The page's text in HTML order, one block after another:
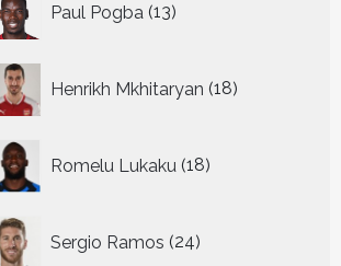
Paul Pogba 13
producten
Henrikh Mkhitaryan 18
producten
Romelu Lukaku 18
producten
Sergio Ramos 24
producten